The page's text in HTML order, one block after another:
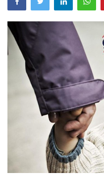
KVKK Aydınlatma Metni
Haberler
Görüntülü
Araştırma - İnceleme
Lezzet Durakları
Röportajlar
Gezi - Yorum